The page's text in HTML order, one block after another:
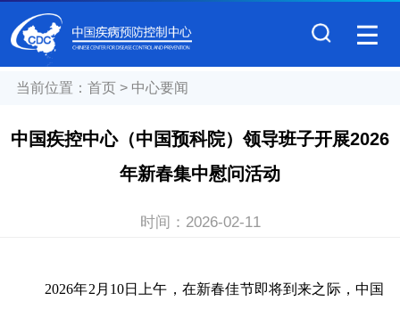
当前位置： 首页> 中心要闻
中国疾控中心（中国预科院）领导班子开展2026
年新春集中慰问活动
时间： 2026-02-11
2026年2月10日上午，在新春佳节即将到来之际，中国